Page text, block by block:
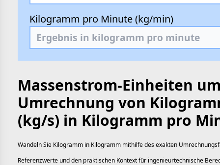
Kilogramm pro Minute (kg/min)
Massenstrom-Einheiten
Umrechnung von
(kg/s) in Kilogramm pro
Wandeln Sie Kilogramm in Kilogramm mithilfe des exakten
Referenzwerte und den praktischen Kontext für ingenieurtechnische